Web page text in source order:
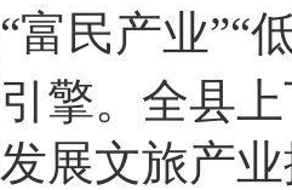
“富民产业”“
擎。全县
展文旅产